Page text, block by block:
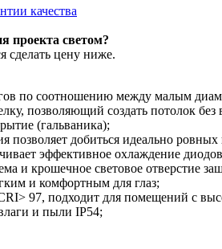
качества
проекта светом?
сделать цену ниже.
по соотношению между малым
позволяющий создать потолок
(гальваника);
позволяет добиться идеально
эффективное охлаждение
и крошечное световое отверстие
и комфортным для глаз;
97, подходит для помещений с
и пыли IP54;